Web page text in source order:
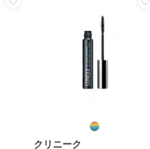
クリニーク